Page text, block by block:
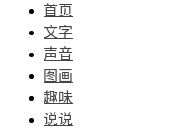
首页
文字
声音
图画
趣味
说说